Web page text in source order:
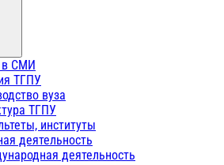
СМИ
ТГПУ
вуза
ТГПУ
институты
деятельность
деятельность